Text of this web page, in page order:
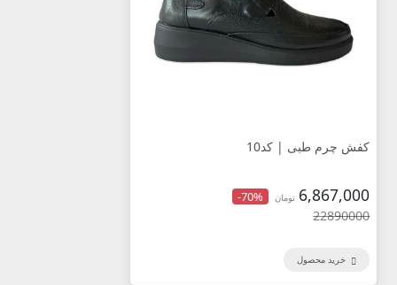
کفش چرم طبی | کد10
6,867,000 تومان -70%
22890000
خرید محصول